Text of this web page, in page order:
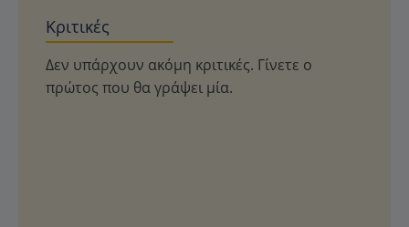
Κριτικές
Δεν υπάρχουν ακόμη κριτικές. Γίνετε ο
πρώτος που θα γράψει μία.